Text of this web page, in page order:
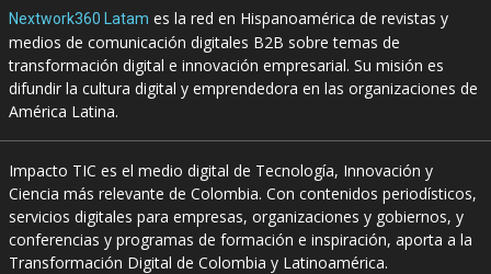
Nextwork360 Latam es la red en Hispanoamérica de revistas y
medios de comunicación digitales B2B sobre temas de
transformación digital e innovación empresarial. Su misión es
difundir la cultura digital y emprendedora en las organizaciones de
América Latina.
Impacto TIC es el medio digital de Tecnología, Innovación y
Ciencia más relevante de Colombia. Con contenidos periodísticos,
servicios digitales para empresas, organizaciones y gobiernos, y
conferencias y programas de formación e inspiración, aporta a la
Transformación Digital de Colombia y Latinoamérica.